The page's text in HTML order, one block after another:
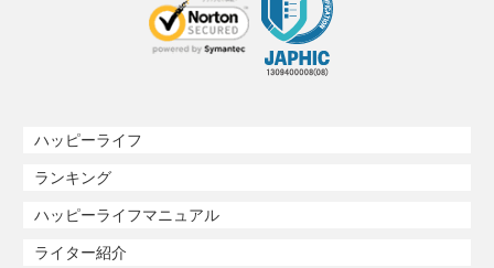
ハッピーライフ
ランキング
ハッピーライフマニュアル
ライター紹介